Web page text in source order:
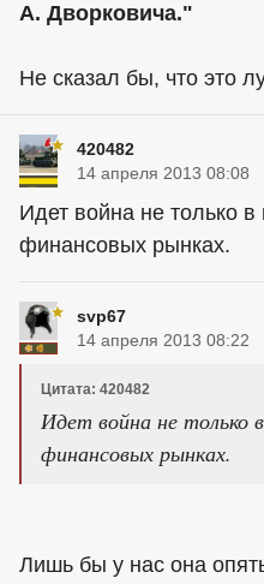
А. Дворковича."
Не сказал бы, что это
420482
14 апреля 2013 08:08
Идет война не только в
финансовых рынках.
svp67
14 апреля 2013 08:22
Цитата: 420482
Идет война не только
финансовых рынках.
Лишь бы у нас она